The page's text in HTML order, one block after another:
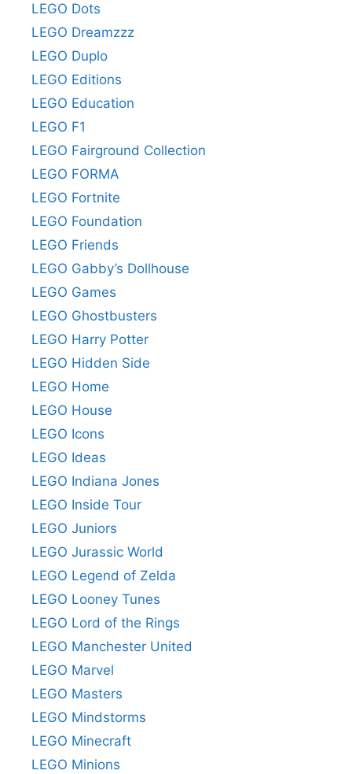
LEGO Dots
LEGO Dreamzzz
LEGO Duplo
LEGO Editions
LEGO Education
LEGO F1
LEGO Fairground Collection
LEGO FORMA
LEGO Fortnite
LEGO Foundation
LEGO Friends
LEGO Gabby’s Dollhouse
LEGO Games
LEGO Ghostbusters
LEGO Harry Potter
LEGO Hidden Side
LEGO Home
LEGO House
LEGO Icons
LEGO Ideas
LEGO Indiana Jones
LEGO Inside Tour
LEGO Juniors
LEGO Jurassic World
LEGO Legend of Zelda
LEGO Looney Tunes
LEGO Lord of the Rings
LEGO Manchester United
LEGO Marvel
LEGO Masters
LEGO Mindstorms
LEGO Minecraft
LEGO Minions